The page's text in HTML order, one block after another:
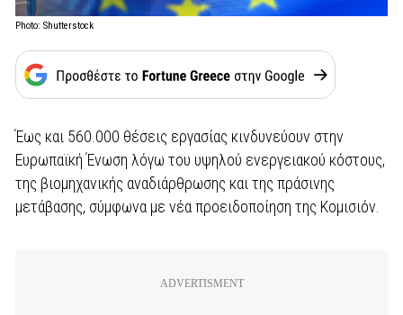
Photo: Shutterstock
Έως και 560.000 θέσεις εργασίας κινδυνεύουν στην
Ευρωπαϊκή Ένωση λόγω του υψηλού ενεργειακού κόστους,
της βιομηχανικής αναδιάρθρωσης και της πράσινης
μετάβασης, σύμφωνα με νέα προειδοποίηση της Κομισιόν.